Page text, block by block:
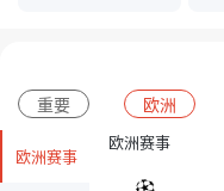
重要 欧洲
欧洲赛事
欧洲赛事